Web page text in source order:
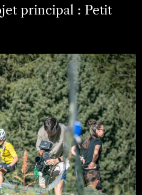
principal : Petit